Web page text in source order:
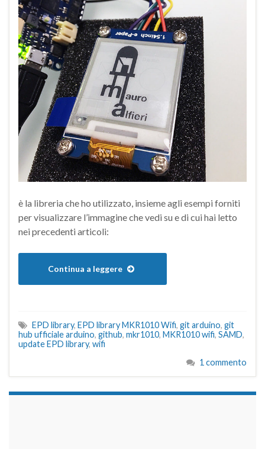
è la libreria che ho utilizzato, insieme agli esempi forniti
per visualizzare l’immagine che vedi su e di cui hai letto
nei precedenti articoli:
Continua a leggere
EPD library, EPD library MKR1010 Wifi, git arduino, git
hub ufficiale arduino, github, mkr1010, MKR1010 wifi, SAMD,
update EPD library, wifi
1 commento